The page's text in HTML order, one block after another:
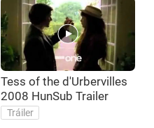
Tess of the d'Urbervilles
2008 HunSub Trailer
Tráiler